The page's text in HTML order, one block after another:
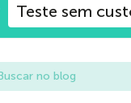
Teste sem